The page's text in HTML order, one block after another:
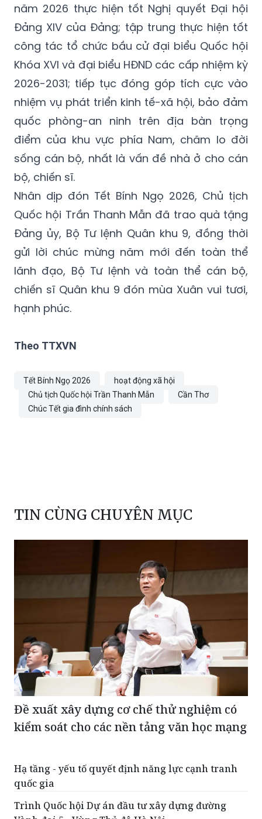
năm 2026 thực hiện tốt Nghị quyết Đại hội
Đảng XIV của Đảng; tập trung thực hiện tốt
công tác tổ chức bầu cử đại biểu Quốc hội
Khóa XVI và đại biểu HĐND các cấp nhiệm kỳ
2026-2031; tiếp tục đóng góp tích cực vào
nhiệm vụ phát triển kinh tế-xã hội, bảo đảm
quốc phòng-an ninh trên địa bàn trọng
điểm của khu vực phía Nam, chăm lo đời
sống cán bộ, nhất là vấn đề nhà ở cho cán
bộ, chiến sĩ.
Nhân dịp đón Tết Bính Ngọ 2026, Chủ tịch
Quốc hội Trần Thanh Mẫn đã trao quà tặng
Đảng ủy, Bộ Tư lệnh Quân khu 9, đồng thời
gửi lời chúc mừng năm mới đến toàn thể
lãnh đạo, Bộ Tư lệnh và toàn thể cán bộ,
chiến sĩ Quân khu 9 đón mùa Xuân vui tươi,
hạnh phúc.
Theo TTXVN
Tết Bính Ngọ 2026
hoạt động xã hội
Chủ tịch Quốc hội Trần Thanh Mẫn
Cần Thơ
Chúc Tết gia đình chính sách
TIN CÙNG CHUYÊN MỤC
Đề xuất xây dựng cơ chế thử nghiệm có
kiểm soát cho các nền tảng văn học mạng
Hạ tầng - yếu tố quyết định năng lực cạnh tranh
quốc gia
Trình Quốc hội Dự án đầu tư xây dựng đường